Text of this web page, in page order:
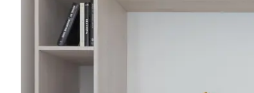
Yugo VCARB: Eine
Studentenwohnheime